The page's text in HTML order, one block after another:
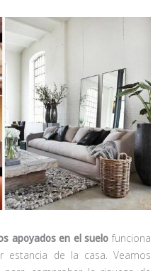
apoyados en el suelo funciona
estancia de la casa. Veamos